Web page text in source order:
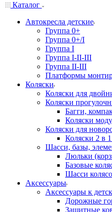
Каталог
Автокресла детские
Группа 0+
Группа 0+/I
Группа I
Группа I-II-III
Группа II-III
Платформы
Коляски
Коляски для
Коляски
Багги,
Коляски
Коляски для
Коляски 2 в
Шасси, базы,
Люльки
Базовые
Шасси
Аксессуары
Аксессуары к
Дорожные
Защитные